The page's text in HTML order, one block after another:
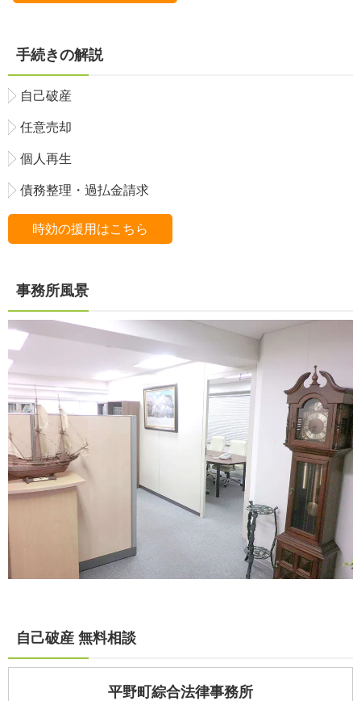
手続きの解説
自己破産
任意売却
個人再生
債務整理・過払金請求
時効の援用はこちら
事務所風景
自己破産 無料相談
平野町綜合法律事務所